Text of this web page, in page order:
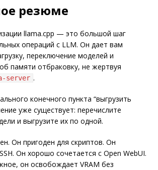
резюме
llama.cpp — это большой шаг
операций с LLM. Он дает вам
переключение моделей и
памяти отбраковку, не жертвуя
server .
конечного пункта “выгрузить
уже существует: перечислите
и выгрузите их по одной.
Он пригоден для скриптов. Он
Он хорошо сочетается с Open WebUI.
он освобождает VRAM без